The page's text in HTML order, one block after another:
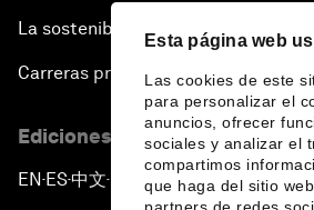
Esta página web
Las cookies de este
para personalizar el
anuncios, ofrecer
sociales y analizar el
compartimos
que haga del sitio
La sostenibilidad en el Foro
Carreras profesionales
Ediciones en otros idiomas
EN ▪ES▪中文▪ 日本語